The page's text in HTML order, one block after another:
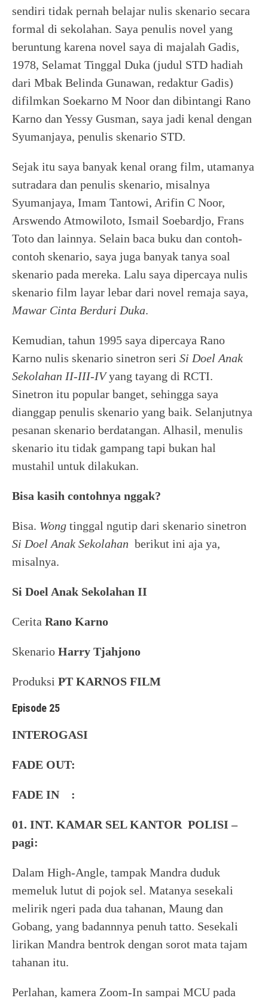
sendiri tidak pernah belajar nulis skenario secara
formal di sekolahan. Saya penulis novel yang
beruntung karena novel saya di majalah Gadis,
1978, Selamat Tinggal Duka (judul STD hadiah
dari Mbak Belinda Gunawan, redaktur Gadis)
difilmkan Soekarno M Noor dan dibintangi Rano
Karno dan Yessy Gusman, saya jadi kenal dengan
Syumanjaya, penulis skenario STD.
Sejak itu saya banyak kenal orang film, utamanya
sutradara dan penulis skenario, misalnya
Syumanjaya, Imam Tantowi, Arifin C Noor,
Arswendo Atmowiloto, Ismail Soebardjo, Frans
Toto dan lainnya. Selain baca buku dan contoh-
contoh skenario, saya juga banyak tanya soal
skenario pada mereka. Lalu saya dipercaya nulis
skenario film layar lebar dari novel remaja saya,
Mawar Cinta Berduri Duka.
Kemudian, tahun 1995 saya dipercaya Rano
Karno nulis skenario sinetron seri Si Doel Anak
Sekolahan II-III-IVyang tayang di RCTI.
Sinetron itu popular banget, sehingga saya
dianggap penulis skenario yang baik. Selanjutnya
pesanan skenario berdatangan. Alhasil, menulis
skenario itu tidak gampang tapi bukan hal
mustahil untuk dilakukan.
Bisa kasih contohnya nggak?
Bisa. Wong tinggal ngutip dari skenario sinetron
Si Doel Anak Sekolahan berikut ini aja ya,
misalnya.
Si Doel Anak Sekolahan II
Cerita Rano Karno
Skenario Harry Tjahjono
Produksi PT KARNOS FILM
Episode 25
INTEROGASI
FADE OUT:
FADE IN :
01. INT. KAMAR SEL KANTOR POLISI –
pagi:
Dalam High-Angle, tampak Mandra duduk
memeluk lutut di pojok sel. Matanya sesekali
melirik ngeri pada dua tahanan, Maung dan
Gobang, yang badannnya penuh tatto. Sesekali
lirikan Mandra bentrok dengan sorot mata tajam
tahanan itu.
Perlahan, kamera Zoom-In sampai MCU pada